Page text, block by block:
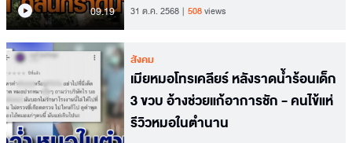
09.19 31 ต.ค. 2568 508views
สังคม
เมียหมอโทรเคลียร์ หลังราดน้ำร้อนเด็ก
3 ขวบ อ้างช่วยแก้อาการชัก - คนไข้แห่
รีวิวหมอในตำนาน